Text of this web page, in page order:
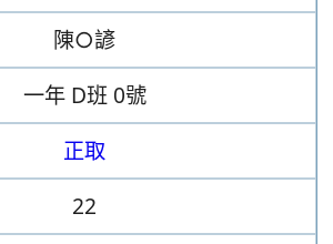
陳○諺
一年 D班 0號
正取
22